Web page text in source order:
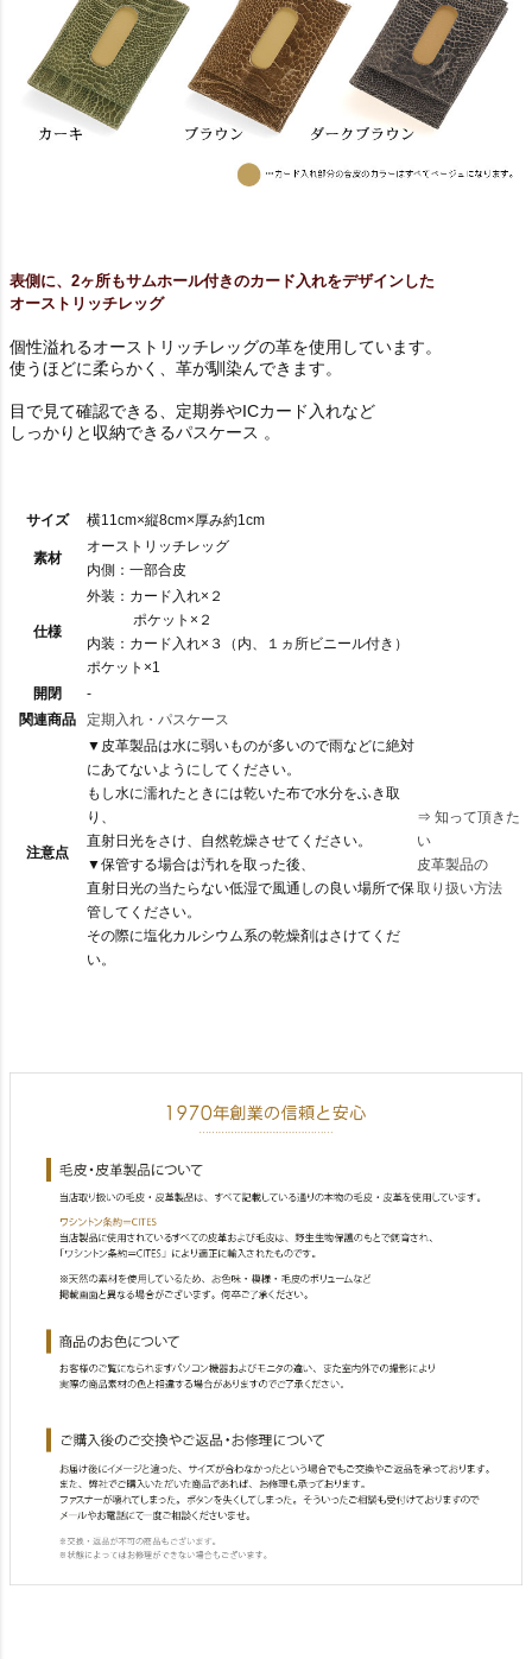
表側に、2ヶ所もサムホール付きのカード入れをデザインした
オーストリッチレッグ
個性溢れるオーストリッチレッグの革を使用しています。
使うほどに柔らかく、革が馴染んできます。
目で見て確認できる、定期券やICカード入れなど
しっかりと収納できるパスケース 。
サイズ 横11cm×縦8cm×厚み約1cm
素材
オーストリッチレッグ
内側：一部合皮
仕様
外装：カード入れ×２
ポケット×２
内装：カード入れ×３（内、１ヵ所ビニール付き）
ポケット×1
開閉
-
関連商品
定期入れ・パスケース
注意点
▼皮革製品は水に弱いものが多いので雨などに絶対
にあてないようにしてください。
もし水に濡れたときには乾いた布で水分をふき取
り、
直射日光をさけ、自然乾燥させてください。
▼保管する場合は汚れを取った後、
直射日光の当たらない低湿で風通しの良い場所で保
管してください。
その際に塩化カルシウム系の乾燥剤はさけてくだ
い。
⇒ 知って頂きた
い
皮革製品の
取り扱い方法